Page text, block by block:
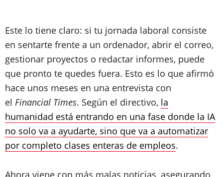
Este lo tiene claro: si tu jornada laboral consiste
en sentarte frente a un ordenador, abrir el correo,
gestionar proyectos o redactar informes, puede
que pronto te quedes fuera. Esto es lo que afirmó
hace unos meses en una entrevista con
el Financial Times. Según el directivo, la
humanidad está entrando en una fase donde la IA
no solo va a ayudarte, sino que va a automatizar
por completo clases enteras de empleos.
Ahora viene con más malas noticias, asegurando